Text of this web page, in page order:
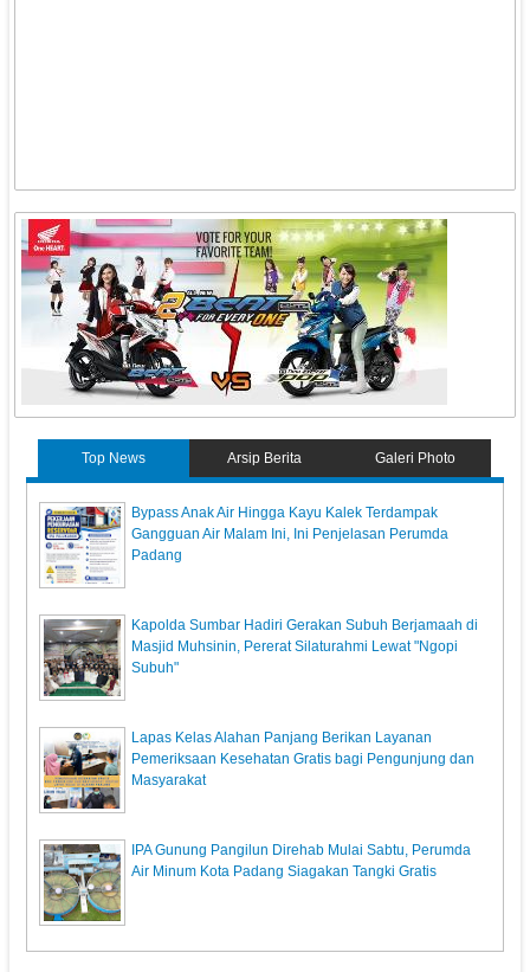
Top News Arsip Berita Galeri Photo
Bypass Anak Air Hingga Kayu Kalek Terdampak
Gangguan Air Malam Ini, Ini Penjelasan Perumda
Padang
Kapolda Sumbar Hadiri Gerakan Subuh Berjamaah di
Masjid Muhsinin, Pererat Silaturahmi Lewat "Ngopi
Subuh"
Lapas Kelas Alahan Panjang Berikan Layanan
Pemeriksaan Kesehatan Gratis bagi Pengunjung dan
Masyarakat
IPA Gunung Pangilun Direhab Mulai Sabtu, Perumda
Air Minum Kota Padang Siagakan Tangki Gratis